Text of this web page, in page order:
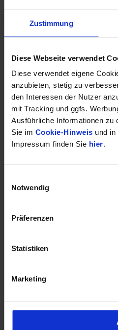
Zustimmung
Diese Webseite verwendet
Diese verwendet eigene
anzubieten, stetig zu
den Interessen der Nutzer
mit Tracking und ggfs.
Ausführliche Informationen zu
Sie im Cookie-Hinweis und in
Impressum finden Sie hier.
Notwendig
Präferenzen
Statistiken
Marketing